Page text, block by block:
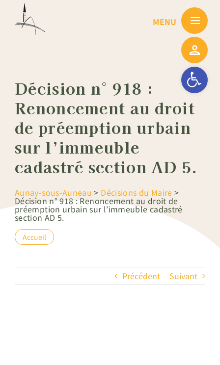
Ouvrir la
Décision n° 918 :
Renoncement au droit
de préemption urbain
sur l’immeuble
cadastré section AD 5.
Aunay-sous-Auneau > Décisions du Maire >
Décision n° 918 : Renoncement au droit de
préemption urbain sur l’immeuble cadastré
section AD 5.
Accueil
Précédent Suivant